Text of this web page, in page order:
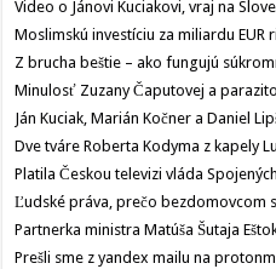
Video o Jánovi Kuciakovi, vraj na
Moslimskú investíciu za miliardu EUR
Z brucha beštie – ako fungujú
Minulosť Zuzany Čaputovej a
Ján Kuciak, Marián Kočner a Daniel
Dve tváre Roberta Kodyma z kapely
Platila Českou televizi vláda
Ľudské práva, prečo
Partnerka ministra Matúša Šutaja
Prešli sme z yandex mailu na